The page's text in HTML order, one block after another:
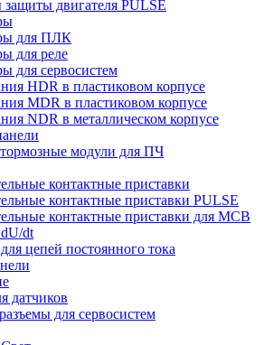
двигателя PULSE
для ПЛК
для реле
для сервосистем
HDR в пластиковом корпусе
MDR в пластиковом корпусе
NDR в металлическом корпусе
модули для ПЧ
контактные приставки
контактные приставки PULSE
контактные приставки для MCB
dt
цепей постоянного тока
датчиков
для сервосистем